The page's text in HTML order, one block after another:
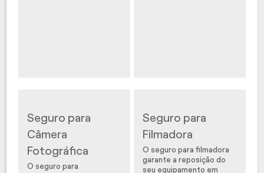
Seguro para
Câmera
Fotográfica
O seguro para
Seguro para
Filmadora
O seguro para filmadora
garante a reposição do
seu equipamento em